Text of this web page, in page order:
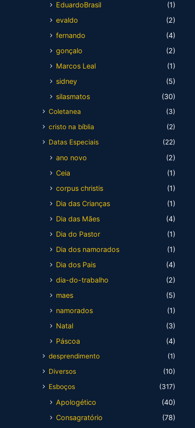
EduardoBrasil
(1)
evaldo
(2)
fernando
(4)
gonçalo
(2)
Marcos Leal
(1)
sidney
(5)
silasmatos
(30)
Coletanea
(3)
cristo na bíblia
(2)
Datas Especiais
(22)
ano novo
(2)
Ceia
(1)
corpus christis
(1)
Dia das Crianças
(1)
Dia das Mães
(4)
Dia do Pastor
(1)
Dia dos namorados
(1)
Dia dos Pais
(4)
dia-do-trabalho
(2)
maes
(5)
namorados
(1)
Natal
(3)
Páscoa
(4)
desprendimento
(1)
Diversos
(10)
Esboços
(317)
Apologético
(40)
Consagratório
(78)